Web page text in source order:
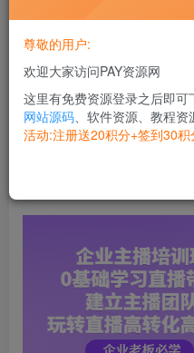
黄金会员免费
Happiness will never
幸福不会遗漏任何
尊敬的用户:
欢迎大家访问PAY资源网
这里有免费资源登录之后即
网站源码、软件资源、教程资
活动:注册送20积分+签到30积